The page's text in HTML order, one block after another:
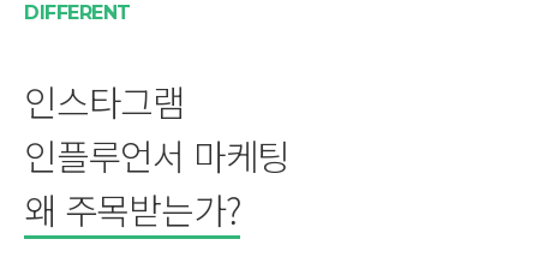
DIFFERENT
인스타그램
인플루언서 마케팅
왜 주목받는가?